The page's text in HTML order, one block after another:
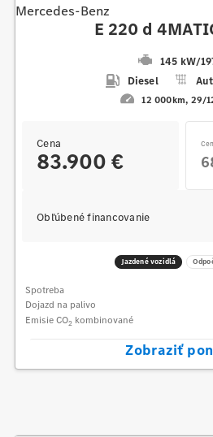
Mercedes-Benz
E 220 d
145 kW/
Diesel
12 000km 29/
Cena
83.900 €
Obľúbené financovanie
Jazdené vozidlá
Spotreba
Dojazd na palivo
Emisie CO2 kombinované
Zobraziť